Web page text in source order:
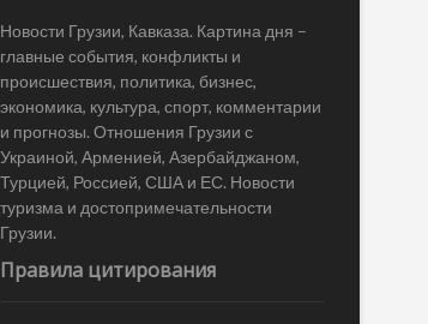
Новости Грузии, Кавказа. Картина дня –
главные события, конфликты и
происшествия, политика, бизнес,
экономика, культура, спорт, комментарии
и прогнозы. Отношения Грузии с
Украиной, Арменией, Азербайджаном,
Турцией, Россией, США и ЕС. Новости
туризма и достопримечательности
Грузии.
Правила цитирования